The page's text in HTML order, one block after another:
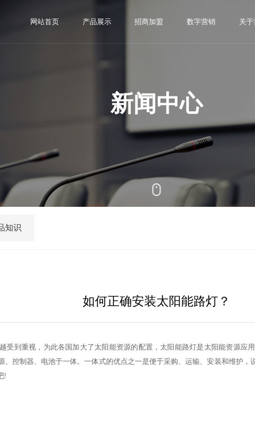
网站首页 产品展示
太阳能草坪灯 
光伏发电
招商加盟
县服务中心
EMC模式 
联盟店、创客
省级子公司
数字营销 关于
新闻中心
知识
如何正确安装太阳能路灯？
受到重视，为此各国加大了太阳能资源的配置，太阳能路灯是太阳能资源应
控制器、电池于一体。一体式的优点之一是便于采购、运输、安装和维护，
!